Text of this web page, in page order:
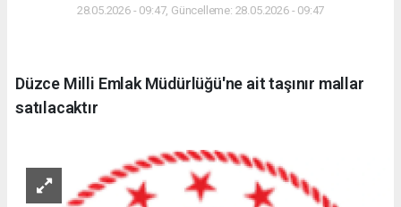
28.05.2026 - 09:47, Güncelleme: 28.05.2026 - 09:47
Düzce Milli Emlak Müdürlüğü'ne ait taşınır mallar
satılacaktır